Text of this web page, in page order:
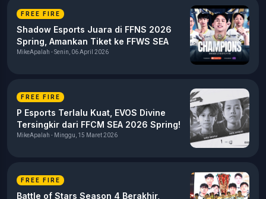
FREE FIRE
Shadow Esports Juara di FFNS 2026
Spring, Amankan Tiket ke FFWS SEA
MikeApalah - Senin, 06 April 2026
FREE FIRE
P Esports Terlalu Kuat, EVOS Divine
Tersingkir dari FFCM SEA 2026 Spring!
MikeApalah - Minggu, 15 Maret 2026
FREE FIRE
Battle of Stars Season 4 Berakhir,